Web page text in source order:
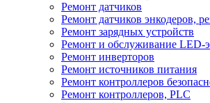
Ремонт датчиков
Ремонт датчиков энкодеров,
Ремонт зарядных устройств
Ремонт и обслуживание LED-
Ремонт инверторов
Ремонт источников питания
Ремонт контроллеров
Ремонт контроллеров, PLC